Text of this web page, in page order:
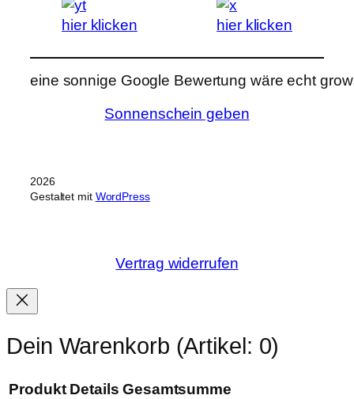
hier klicken hier klicken
eine sonnige Google Bewertung wäre echt
Sonnenschein geben
2026
Gestaltet mit WordPress
Vertrag widerrufen
Dein Warenkorb (Artikel: 0)
Produkt Details Gesamtsumme